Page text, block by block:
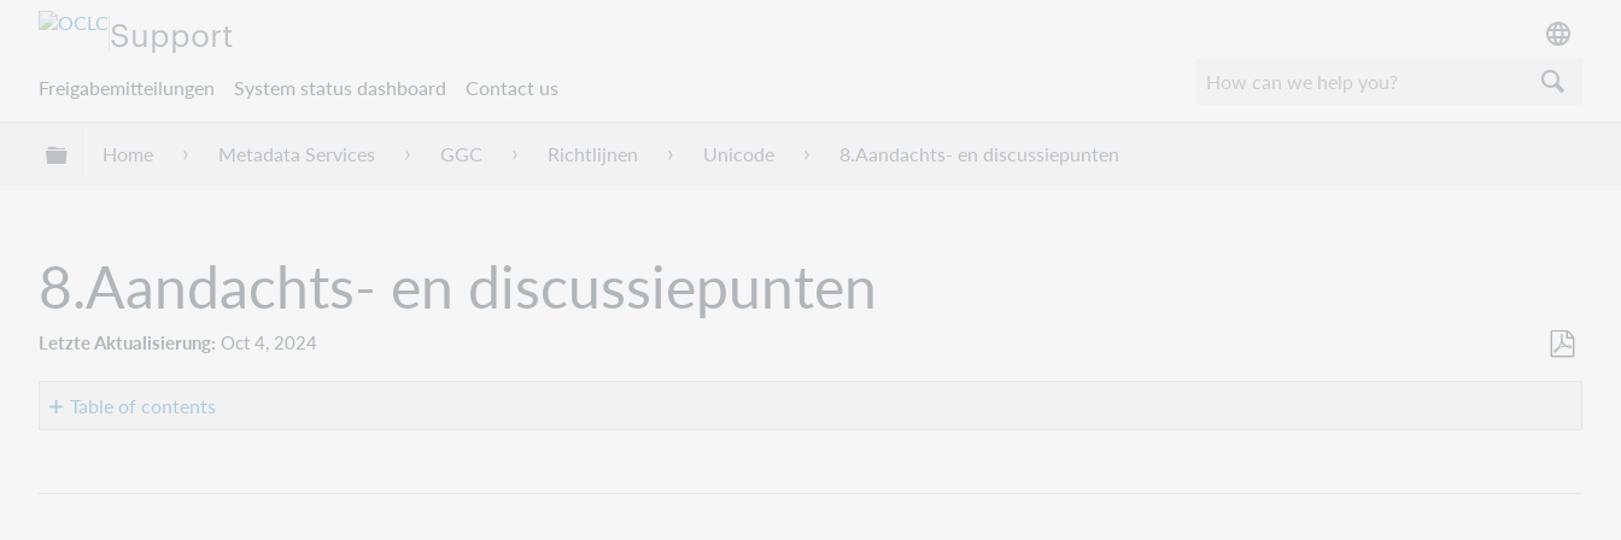
Support
Freigabemitteilungen System status dashboard Contact us
Globale Hierarchie expandieren/verbergen
Home Metadata Services GGC Richtlijnen Unicode 8.Aandachts- en discussiepunten
8.Aandachts- en discussiepunten
Letzte Aktualisierung Oct 4, 2024
Table of contents